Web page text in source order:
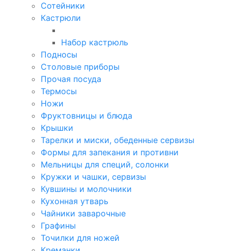
Сотейники
Кастрюли
Набор кастрюль
Подносы
Столовые приборы
Прочая посуда
Термосы
Ножи
Фруктовницы и блюда
Крышки
Тарелки и миски, обеденные сервизы
Формы для запекания и противни
Мельницы для специй, солонки
Кружки и чашки, сервизы
Кувшины и молочники
Кухонная утварь
Чайники заварочные
Графины
Точилки для ножей